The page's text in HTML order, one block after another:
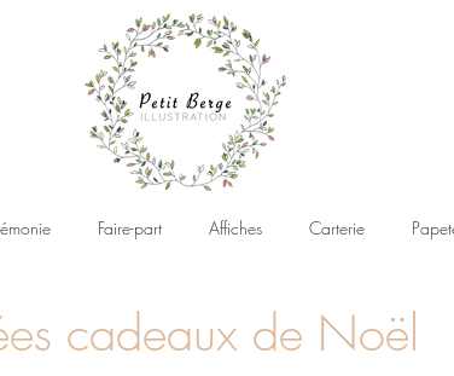
Faire-part Affiches Carterie
cadeaux de Noël